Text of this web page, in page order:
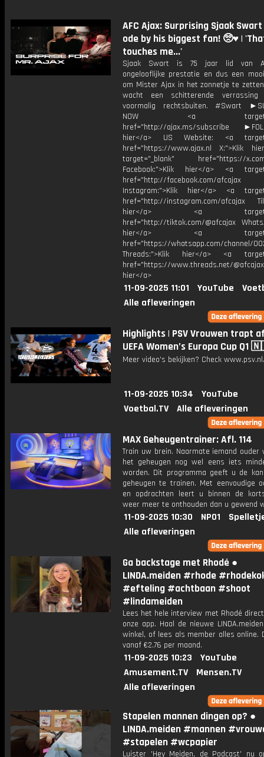
AFC Ajax: Surprising Sjaak
ode by his biggest fan! 🥺♥️ |
touches me...'
Sjaak Swart is 75 jaar lid van
ongelooflijke prestatie en dus een
om Mister Ajax in het zonnetje te
wacht een schitterende
voormalig rechtsbuiten. #Swart
NOW <a
href="http://ajax.ms/subscribe
hier</a> US Website: <a
href="https://www.ajax.nl X:">Klik
target="_blank" href="https://x.com/
Facebook:">Klik hier</a> <a
href="http://facebook.com/afcajax
Instagram:">Klik hier</a> <a
href="http://instagram.com/afcajax
hier</a> <a
href="http://tiktok.com/@afcajax
hier</a> <a
href="https://whatsapp.com/channel/
Threads:">Klik hier</a> <a
href="https://www.threads.net/
hier</a>
11-09-2025 11:01 YouTube
Alle afleveringen
Highlights | PSV Vrouwen trapt
UEFA Women’s Europa Cup Q1
Meer video's bekijken? Check
11-09-2025 10:34
YouTube
Voetbal.TV
Alle afleveringen
MAX Geheugentrainer: Afl. 114
Train uw brein. Naarmate iemand ouder
het geheugen nog wel eens iets
worden. Dit programma geeft u de
geheugen te trainen. Met eenvoudige
en opdrachten leert u binnen de
weer meer te onthouden dan u gewend
11-09-2025 10:30 NPO1
Alle afleveringen
Ga backstage met Rhodé ●
LINDA.meiden #rhode
#efteling #achtbaan #shoot
#lindameiden
Lees het hele interview met Rhodé
onze app. Haal de nieuwe
winkel, of lees als member alles online.
vanaf €2.76 per maand.
11-09-2025 10:23
YouTube
Amusement.TV
Mensen.TV
Alle afleveringen
Stapelen mannen dingen op? ●
LINDA.meiden #mannen
#stapelen #wcpapier
Luister 'Hey Meiden, de Podcast' nu